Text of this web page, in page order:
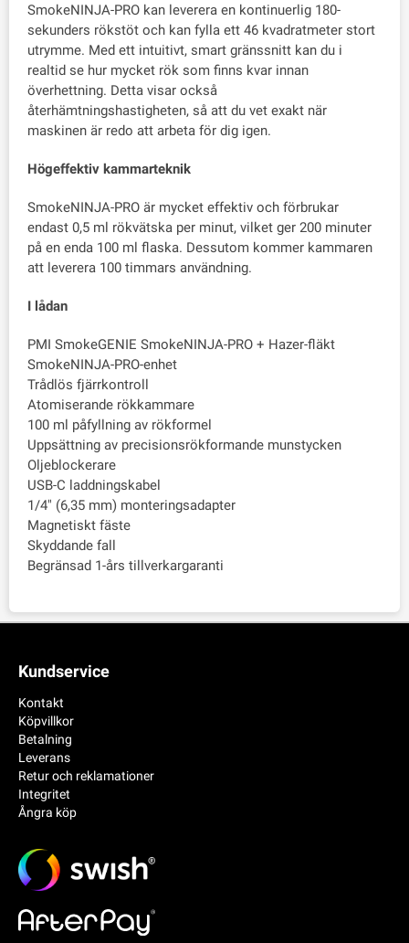
SmokeNINJA-PRO kan leverera en kontinuerlig 180-
sekunders rökstöt och kan fylla ett 46 kvadratmeter stort
utrymme. Med ett intuitivt, smart gränssnitt kan du i
realtid se hur mycket rök som finns kvar innan
överhettning. Detta visar också
återhämtningshastigheten, så att du vet exakt när
maskinen är redo att arbeta för dig igen.
Högeffektiv kammarteknik
SmokeNINJA-PRO är mycket effektiv och förbrukar
endast 0,5 ml rökvätska per minut, vilket ger 200 minuter
på en enda 100 ml flaska. Dessutom kommer kammaren
att leverera 100 timmars användning.
I lådan
PMI SmokeGENIE SmokeNINJA-PRO + Hazer-fläkt
SmokeNINJA-PRO-enhet
Trådlös fjärrkontroll
Atomiserande rökkammare
100 ml påfyllning av rökformel
Uppsättning av precisionsrökformande munstycken
Oljeblockerare
USB-C laddningskabel
1/4" (6,35 mm) monteringsadapter
Magnetiskt fäste
Skyddande fall
Begränsad 1-års tillverkargaranti
Kundservice
Kontakt
Köpvillkor
Betalning
Leverans
Retur och reklamationer
Integritet
Ångra köp